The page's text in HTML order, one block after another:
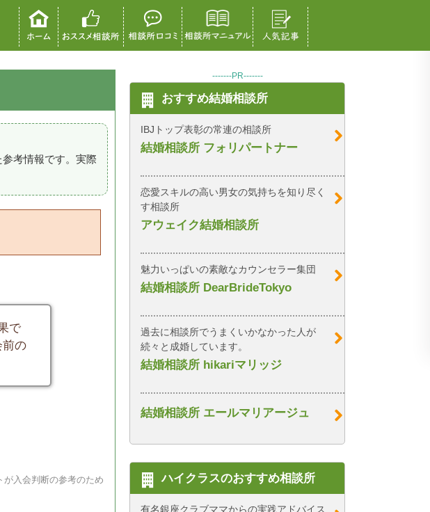
考情報です。実際
で
前の
入会判断の参考のため
-------PR-------
おすすめ結婚相談所
IBJトップ表彰の常連の相談所
結婚相談所 フォリパートナー
恋愛スキルの高い男女の気持ちを知り尽く
す相談所
アウェイク結婚相談所
魅力いっぱいの素敵なカウンセラー集団
結婚相談所 DearBrideTokyo
過去に相談所でうまくいかなかった人が
続々と成婚しています。
結婚相談所 hikariマリッジ
結婚相談所 エールマリアージュ
ハイクラスのおすすめ相談所
有名銀座クラブママからの実践アドバイス